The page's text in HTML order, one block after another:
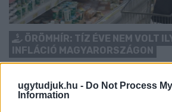
ugytudjuk.hu - Do Not Process
Information
ÖRÖMHÍR: TÍZ ÉVE NEM VOLT
INFLÁCIÓ MAGYARORSZÁGON
összevetésben a fogyasztói árak,
már csökkent.